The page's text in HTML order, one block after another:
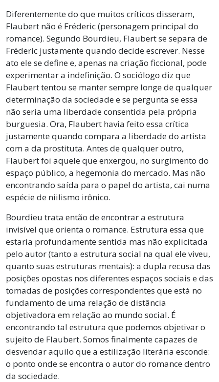
Diferentemente do que muitos críticos disseram,
Flaubert não é Fréderic (personagem principal do
romance). Segundo Bourdieu, Flaubert se separa de
Fréderic justamente quando decide escrever. Nesse
ato ele se define e, apenas na criação ficcional, pode
experimentar a indefinição. O sociólogo diz que
Flaubert tentou se manter sempre longe de qualquer
determinação da sociedade e se pergunta se essa
não seria uma liberdade consentida pela própria
burguesia. Ora, Flaubert havia feito essa crítica
justamente quando compara a liberdade do artista
com a da prostituta. Antes de qualquer outro,
Flaubert foi aquele que enxergou, no surgimento do
espaço público, a hegemonia do mercado. Mas não
encontrando saída para o papel do artista, cai numa
espécie de niilismo irônico.
Bourdieu trata então de encontrar a estrutura
invisível que orienta o romance. Estrutura essa que
estaria profundamente sentida mas não explicitada
pelo autor (tanto a estrutura social na qual ele viveu,
quanto suas estruturas mentais): a dupla recusa das
posições opostas nos diferentes espaços sociais e das
tomadas de posições correspondentes que está no
fundamento de uma relação de distância
objetivadora em relação ao mundo social. É
encontrando tal estrutura que podemos objetivar o
sujeito de Flaubert. Somos finalmente capazes de
desvendar aquilo que a estilização literária esconde:
o ponto onde se encontra o autor do romance dentro
da sociedade.